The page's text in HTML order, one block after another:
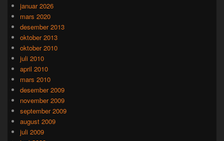
januar 2026
mars 2020
desember 2013
oktober 2013
oktober 2010
juli 2010
april 2010
mars 2010
desember 2009
november 2009
september 2009
august 2009
juli 2009